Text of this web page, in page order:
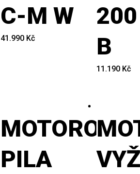
C-M W
41.990 Kč
B
11.190 Kč
MOTOROVÁ
PILA